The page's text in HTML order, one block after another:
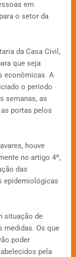
em
o setor da
da Casa Civil,
que seja
econômicas. A
o período
semanas, as
portas pelos
houve
no artigo 4º,
das
epidemiológicas
situação de
medidas. Os que
poder
pela